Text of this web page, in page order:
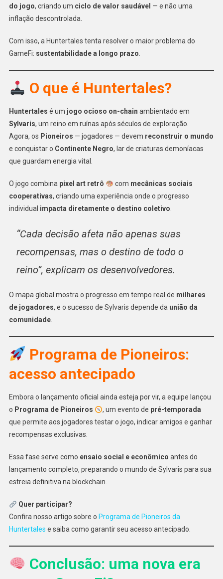
do jogo, criando um ciclo de valor saudável — e não uma
inflação descontrolada.
Com isso, a Huntertales tenta resolver o maior problema do
GameFi: sustentabilidade a longo prazo.
O que é Huntertales?
Huntertales é um jogo ocioso on-chain ambientado em
Sylvaris, um reino em ruínas após séculos de exploração.
Agora, os Pioneiros — jogadores — devem reconstruir o mundo
e conquistar o Continente Negro, lar de criaturas demoníacas
que guardam energia vital.
O jogo combina pixel art retrô com mecânicas sociais
cooperativas, criando uma experiência onde o progresso
individual impacta diretamente o destino coletivo.
“Cada decisão afeta não apenas suas
recompensas, mas o destino de todo o
reino”, explicam os desenvolvedores.
O mapa global mostra o progresso em tempo real de milhares
de jogadores, e o sucesso de Sylvaris depende da união da
comunidade.
Programa de Pioneiros:
acesso antecipado
Embora o lançamento oficial ainda esteja por vir, a equipe lançou
o Programa de Pioneiros , um evento de pré-temporada
que permite aos jogadores testar o jogo, indicar amigos e ganhar
recompensas exclusivas.
Essa fase serve como ensaio social e econômico antes do
lançamento completo, preparando o mundo de Sylvaris para sua
estreia definitiva na blockchain.
Quer participar?
Confira nosso artigo sobre o Programa de Pioneiros da
Huntertales e saiba como garantir seu acesso antecipado.
Conclusão: uma nova era